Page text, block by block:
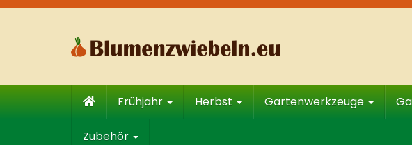
Skip
Frühjahr Herbst Gartenwerkzeuge
Zubehör